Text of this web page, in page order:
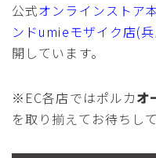
公式オンラインストア
ンドumieモザイク店(
開しています。
※EC各店ではポルカオ
を取り揃えてお待ちし